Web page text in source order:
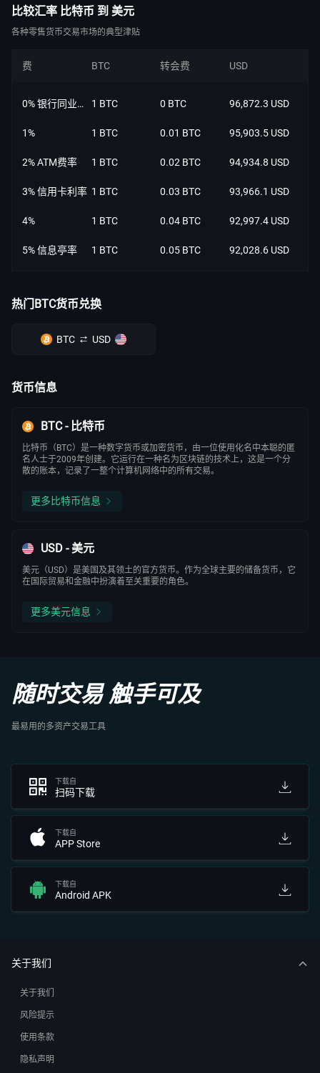
比较汇率 比特币 到 美元
各种零售货币交易市场的典型津贴
费 BTC 转会费 USD
0% 银行同业拆借利率 1 BTC 0 BTC 96,872.3 USD
1% 1 BTC 0.01 BTC 95,903.5 USD
2% ATM费率 1 BTC 0.02 BTC 94,934.8 USD
3% 信用卡利率 1 BTC 0.03 BTC 93,966.1 USD
4% 1 BTC 0.04 BTC 92,997.4 USD
5% 信息亭率 1 BTC 0.05 BTC 92,028.6 USD
热门BTC货币兑换
BTC USD
货币信息
BTC - 比特币
比特币（BTC）是一种数字货币或加密货币，由一位使用化名中本聪的匿
名人士于2009年创建。它运行在一种名为区块链的技术上，这是一个分
散的账本，记录了一整个计算机网络中的所有交易。
更多比特币信息
USD - 美元
美元（USD）是美国及其领土的官方货币。作为全球主要的储备货币，它
在国际贸易和金融中扮演着至关重要的角色。
更多美元信息
随时交易 触手可及
最易用的多资产交易工具
下载自
扫码下载
下载自
APP Store
下载自
Android APK
关于我们
关于我们
风险提示
使用条款
隐私声明